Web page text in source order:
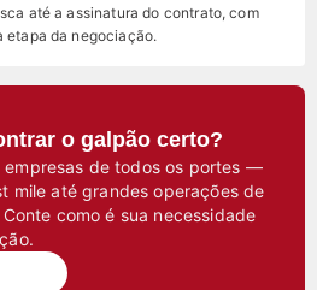
até a assinatura do contrato, com
etapa da negociação.
o galpão certo?
empresas de todos os portes —
mile até grandes operações de
como é sua necessidade